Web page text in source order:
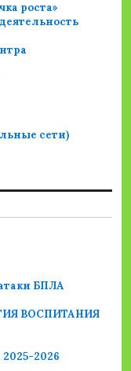
роста»
сети)
БПЛА
ВОСПИТАНИЯ
2026